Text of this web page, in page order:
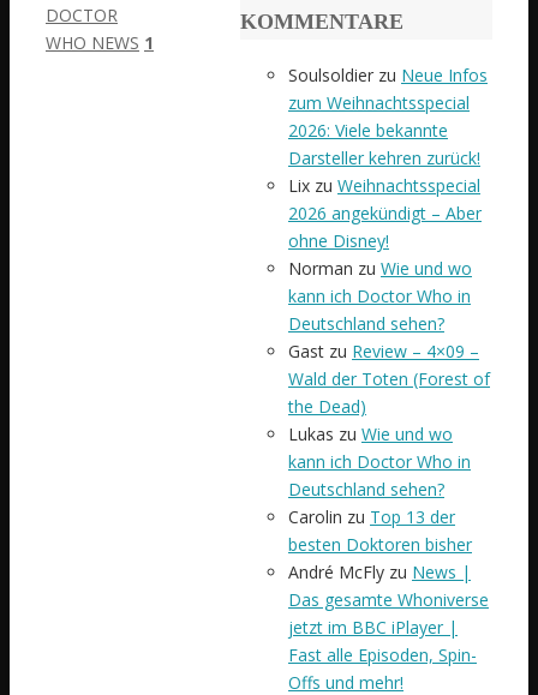
DOCTOR
WHO NEWS 1
KOMMENTARE
Soulsoldier zu Neue Infos
zum Weihnachtsspecial
2026: Viele bekannte
Darsteller kehren zurück!
Lix zu Weihnachtsspecial
2026 angekündigt – Aber
ohne Disney!
Norman zu Wie und wo
kann ich Doctor Who in
Deutschland sehen?
Gast zu Review – 4×09 –
Wald der Toten (Forest of
the Dead)
Lukas zu Wie und wo
kann ich Doctor Who in
Deutschland sehen?
Carolin zu Top 13 der
besten Doktoren bisher
André McFly zu News |
Das gesamte Whoniverse
jetzt im BBC iPlayer |
Fast alle Episoden, Spin-
Offs und mehr!